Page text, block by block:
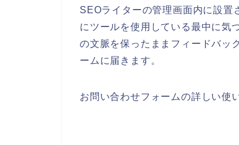
SEOライターの管理画面内に設置
にツールを使用している最中に気
の文脈を保ったままフィードバッ
ームに届きます。
お問い合わせフォームの詳しい使